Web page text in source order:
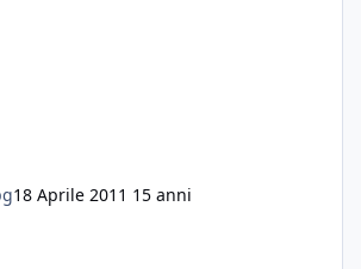
18 Aprile 2011 15 anni